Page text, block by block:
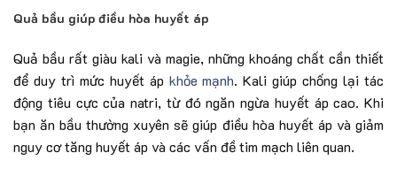
Quả bầu giúp điều hòa huyết áp
Quả bầu rất giàu kali và magie, những khoáng chất cần thiết
để duy trì mức huyết áp khỏe mạnh. Kali giúp chống lại tác
động tiêu cực của natri, từ đó ngăn ngừa huyết áp cao. Khi
bạn ăn bầu thường xuyên sẽ giúp điều hòa huyết áp và giảm
nguy cơ tăng huyết áp và các vấn đề tim mạch liên quan.